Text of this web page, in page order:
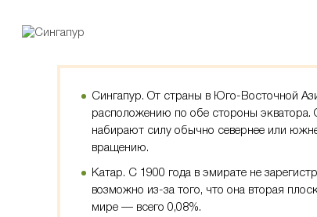
Сингапур. От страны в Юго-Восточной
расположению по обе стороны
набирают силу обычно севернее или
вращению.
Катар. С 1900 года в эмирате не
возможно из-за того, что она вторая
мире — всего 0,08%.